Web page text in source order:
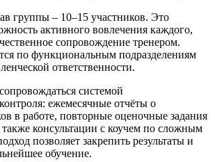
группы – 10–15 участников. Это
активного вовлечения каждого,
сопровождение тренером.
по функциональным подразделениям
ответственности.
системой
ежемесячные отчёты о
в работе, повторные оценочные задания
также консультации с коучем по сложным
позволяет закрепить результаты и
обучение.